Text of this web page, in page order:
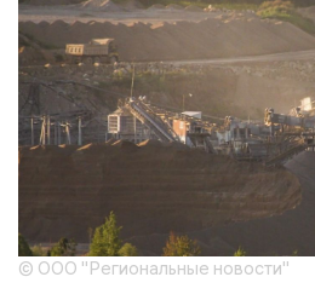
© ООО "Региональные новости"